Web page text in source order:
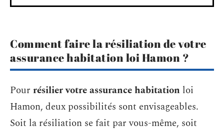
Comment faire la résiliation de votre
assurance habitation loi Hamon ?
Pour résilier votre assurance habitation loi
Hamon, deux possibilités sont envisageables.
Soit la résiliation se fait par vous-même, soit